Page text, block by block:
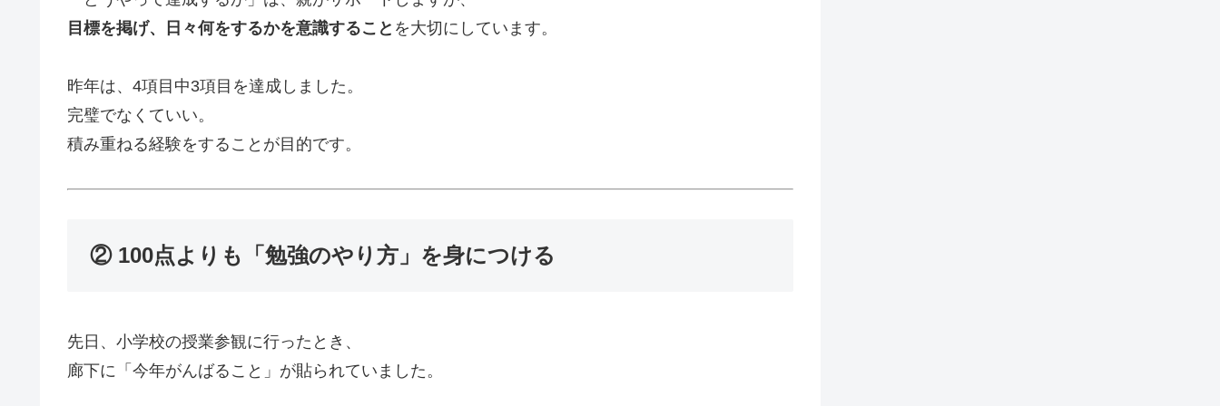
目標を掲げ、日々何をするかを意識すること を大切にしています。
昨年は、4項目中3項目を達成しました。
完璧でなくていい。
積み重ねる経験をすることが目的です。
② 100点よりも「勉強のやり方」を身につける
先日、小学校の授業参観に行ったとき、
廊下に「今年がんばること」が貼られていました。